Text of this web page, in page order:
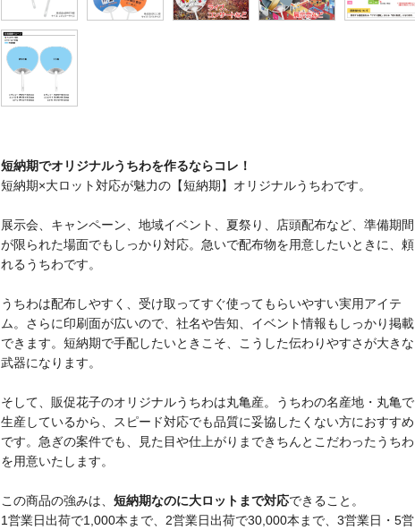
短納期でオリジナルうちわを作るならコレ！
短納期×大ロット対応が魅力の【短納期】オリジナルうちわです。
展示会、キャンペーン、地域イベント、夏祭り、店頭配布など、準備期間
が限られた場面でもしっかり対応。急いで配布物を用意したいときに、頼
れるうちわです。
うちわは配布しやすく、受け取ってすぐ使ってもらいやすい実用アイテ
ム。さらに印刷面が広いので、社名や告知、イベント情報もしっかり掲載
できます。短納期で手配したいときこそ、こうした伝わりやすさが大きな
武器になります。
そして、販促花子のオリジナルうちわは丸亀産。うちわの名産地・丸亀で
生産しているから、スピード対応でも品質に妥協したくない方におすすめ
です。急ぎの案件でも、見た目や仕上がりまできちんとこだわったうちわ
を用意いたします。
この商品の強みは、 短納期なのに大ロットまで対応できること。
1営業日出荷で1,000本まで、2営業日出荷で30,000本まで、3営業日・5営